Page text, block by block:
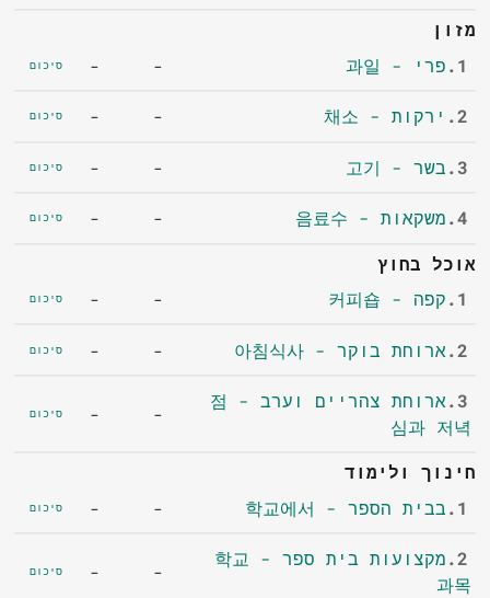
מזון
1. פרי - 과일 -
- סיכום
2. ירקות - 채소 -
- סיכום
3. בשר - 고기 -
- סיכום
4. משקאות - 음료수 -
- סיכום
אוכל בחוץ
1. קפה - 커피숍 -
- סיכום
2. ארוחת בוקר - 아침식사 -
- סיכום
3.
ארוחת צהריים וערב - 점
심과 저녁
-
- סיכום
חינוך ולימוד
1. בבית הספר - 학교에서 -
- סיכום
2.
מקצועות בית ספר - 학교
과목
-
- סיכום